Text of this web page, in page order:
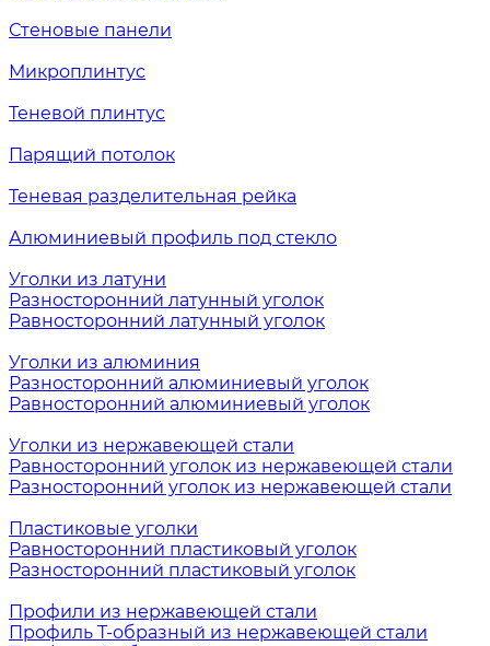
Стеновые панели
Микроплинтус
Теневой плинтус
Парящий потолок
Теневая разделительная рейка
Алюминиевый профиль под стекло
Уголки из латуни
Разносторонний латунный уголок
Равносторонний латунный уголок
Уголки из алюминия
Разносторонний алюминиевый уголок
Равносторонний алюминиевый уголок
Уголки из нержавеющей стали
Равносторонний уголок из нержавеющей стали
Разносторонний уголок из нержавеющей стали
Пластиковые уголки
Равносторонний пластиковый уголок
Разносторонний пластиковый уголок
Профили из нержавеющей стали
Профиль Т-образный из нержавеющей стали